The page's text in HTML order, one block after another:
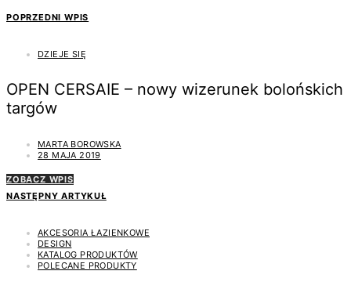
POPRZEDNI WPIS
DZIEJE SIĘ
OPEN CERSAIE – nowy wizerunek bolońskich
targów
MARTA BOROWSKA
28 MAJA 2019
ZOBACZ WPIS
NASTĘPNY ARTYKUŁ
AKCESORIA ŁAZIENKOWE
DESIGN
KATALOG PRODUKTÓW
POLECANE PRODUKTY